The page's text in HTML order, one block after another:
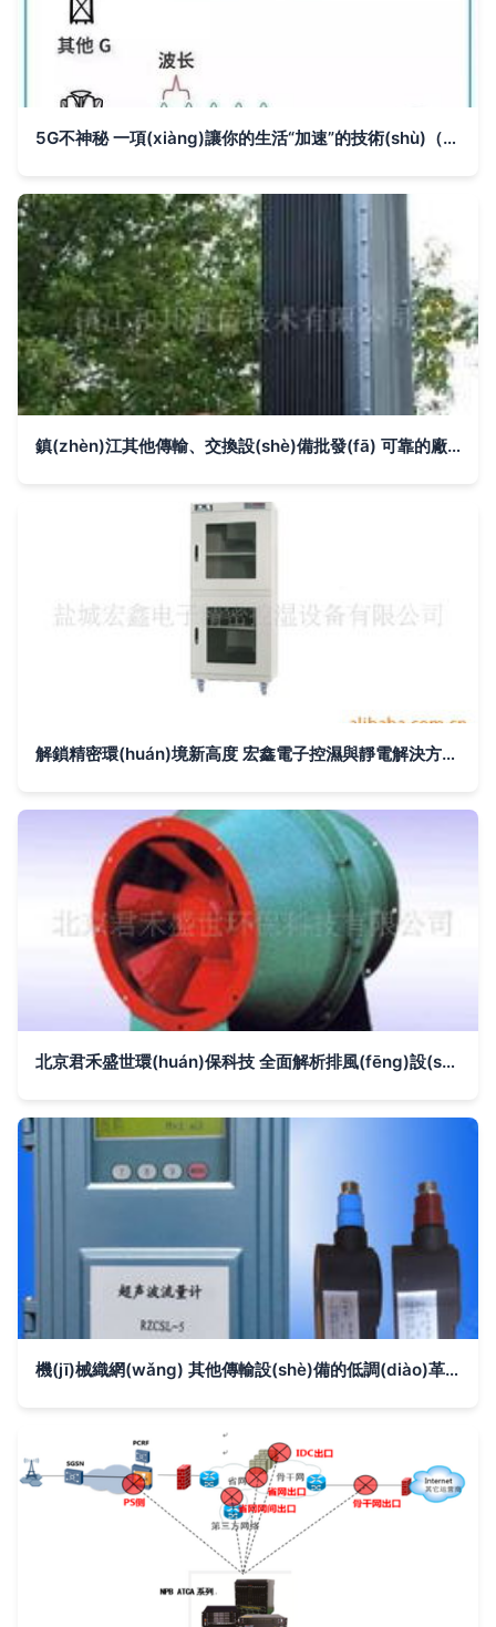
5G不神秘 一項(xiàng)讓你的生活“加速”的技術(shù)（附其他傳輸設(shè)備科普）
鎮(zhèn)江其他傳輸、交換設(shè)備批發(fā) 可靠的廠家貨源與供應(yīng)信息詳解
解鎖精密環(huán)境新高度 宏鑫電子控濕與靜電解決方案全解析
北京君禾盛世環(huán)保科技 全面解析排風(fēng)設(shè)備與傳輸設(shè)備產(chǎn)品線
機(jī)械織網(wǎng) 其他傳輸設(shè)備的低調(diào)革新與越界潛能